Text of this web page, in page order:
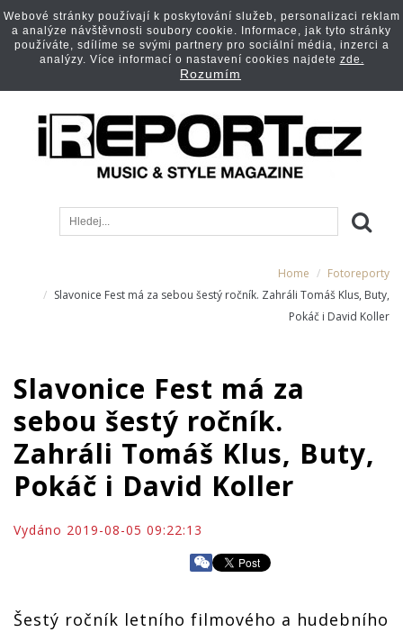
Home
Fotoreporty
Slavonice Fest má za sebou šestý ročník. Zahráli Tomáš Klus, Buty,
Pokáč i David Koller
Slavonice Fest má za
sebou šestý ročník.
Zahráli Tomáš Klus, Buty,
Pokáč i David Koller
Vydáno 2019-08-05 09:22:13
Šestý ročník letního filmového a hudebního
Webové stránky používají k poskytování služeb, personalizaci reklam
a analýze návštěvnosti soubory cookie. Informace, jak tyto stránky
používáte, sdílíme se svými partnery pro sociální média, inzerci a
analýzy. Více informací o nastavení cookies najdete zde.
Rozumím